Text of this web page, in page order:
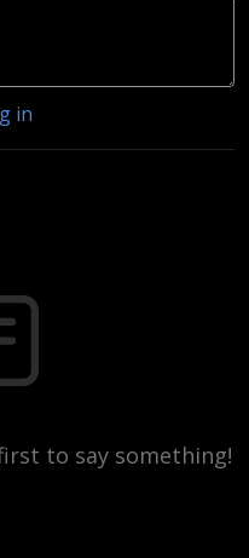
in
to say something!